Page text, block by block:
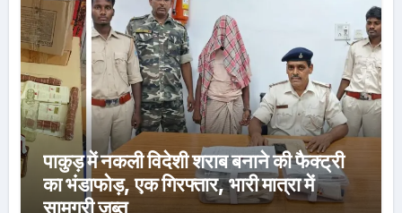
पाकुड़ में नकली विदेशी शराब बनाने की फैक्ट्री
का भंडाफोड़, एक गिरफ्तार, भारी मात्रा में
सामग्री जब्त